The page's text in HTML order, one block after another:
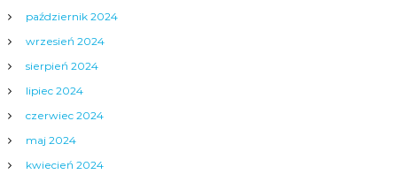
październik 2024
wrzesień 2024
sierpień 2024
lipiec 2024
czerwiec 2024
maj 2024
kwiecień 2024